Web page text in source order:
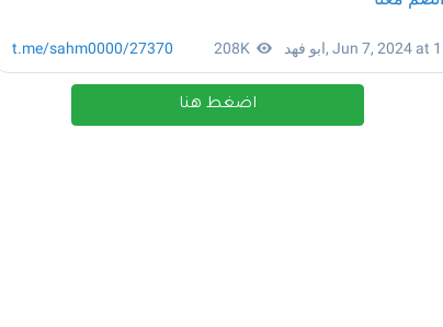
اضغط هنا